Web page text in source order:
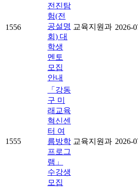
1556
전진탐
험(전
공설명
회) 대
학생
멘토
모집
안내
교육지원과 2026-
1555
「강동
구 미
래교육
혁신센
터 여
름방학
프로그
램」
수강생
모집
교육지원과 2026-